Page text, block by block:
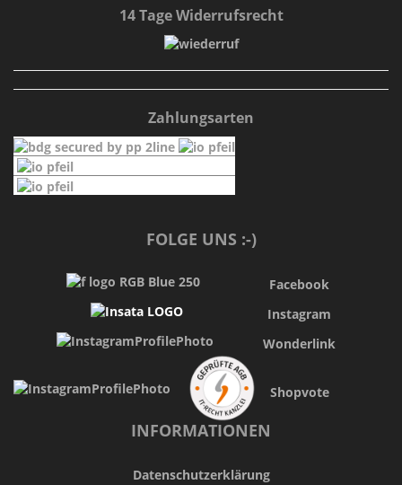
14 Tage Widerrufsrecht
Zahlungsarten
FOLGE UNS :-)
Facebook
Instagram
Wonderlink
Shopvote
INFORMATIONEN
Datenschutzerklärung